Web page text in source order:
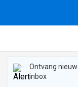
Ontvang
inbox